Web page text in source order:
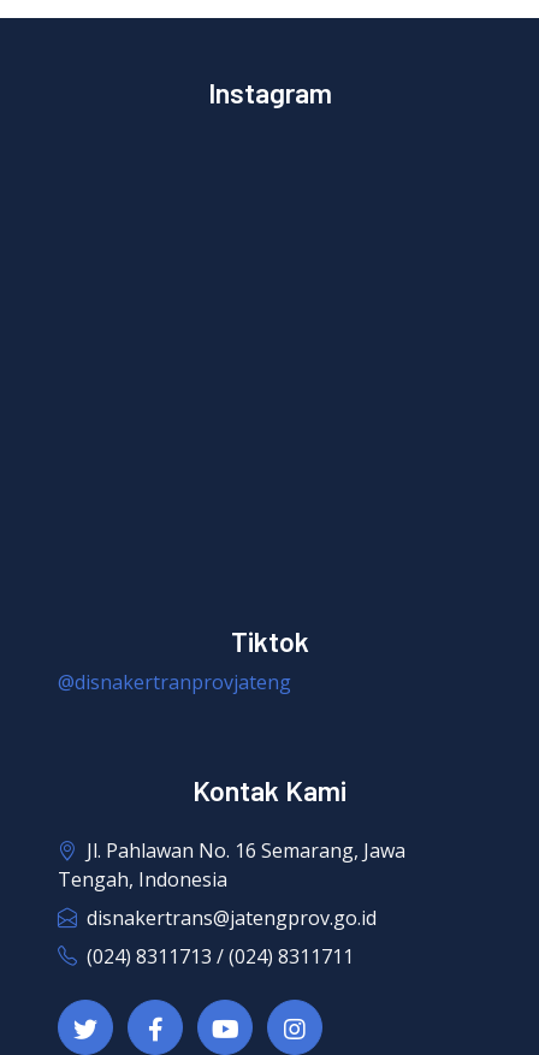
Instagram
Tiktok
@disnakertranprovjateng
Kontak Kami
Jl. Pahlawan No. 16 Semarang, Jawa
Tengah, Indonesia
disnakertrans@jatengprov.go.id
(024) 8311713 / (024) 8311711